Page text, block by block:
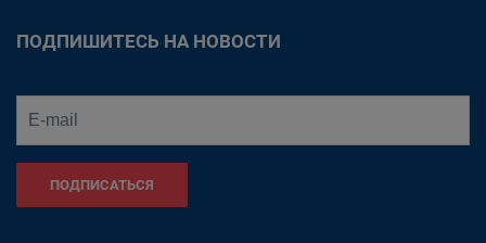
ПОДПИШИТЕСЬ НА НОВОСТИ
ПОДПИСАТЬСЯ